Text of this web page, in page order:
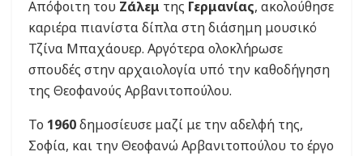
Απόφοιτη του Ζάλεμ της Γερμανίας, ακολούθησε
καριέρα πιανίστα δίπλα στη διάσημη μουσικό
Τζίνα Μπαχάουερ. Αργότερα ολοκλήρωσε
σπουδές στην αρχαιολογία υπό την καθοδήγηση
της Θεοφανούς Αρβανιτοπούλου.
Το 1960δημοσίευσε μαζί με την αδελφή της,
Σοφία, και την Θεοφανώ Αρβανιτοπούλου το έργο